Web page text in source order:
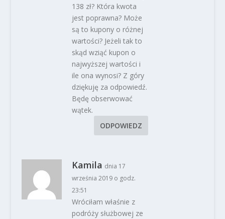
138 zł? Która kwota
jest poprawna? Może
są to kupony o różnej
wartości? Jeżeli tak to
skąd wziąć kupon o
najwyższej wartości i
ile ona wynosi? Z góry
dziękuję za odpowiedź.
Będę obserwować
wątek.
ODPOWIEDZ
Kamila dnia 17
września 2019 o godz.
23:51
Wróciłam właśnie z
podróży służbowej ze